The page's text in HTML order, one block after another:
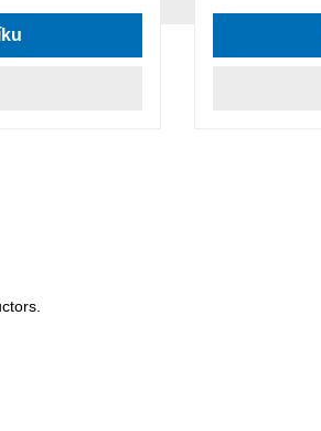
Průměrné